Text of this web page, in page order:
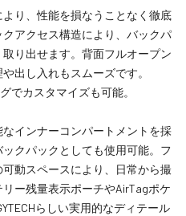
り、性能を損なうことなく徹底
アクセス構造により、バックパ
り出せます。背面フルオープン
出し入れもスムーズです。
でカスタマイズも可能。
インナーコンパートメントを採
クパックとしても使用可能。フ
動スペースにより、日常から撮
ー残量表示ポーチやAirTagポケ
らしい実用的なディテール